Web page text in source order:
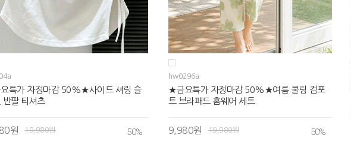
특가 자정마감 50%★사이드 셔링 슬
반팔 티셔츠
원 19,980원 50%
hw0296a
★금요특가 자정마감 50%★여름 쿨링 컴포
트 브라패드 홈웨어 세트
9,980원 19,980원 50%